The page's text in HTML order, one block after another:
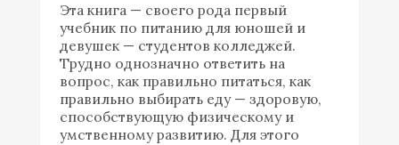
Эта книга — своего рода первый
учебник по питанию для юношей и
девушек — студентов колледжей.
Трудно однозначно ответить на
вопрос, как правильно питаться, как
правильно выбирать еду — здоровую,
способствующую физическому и
умственному развитию. Для этого